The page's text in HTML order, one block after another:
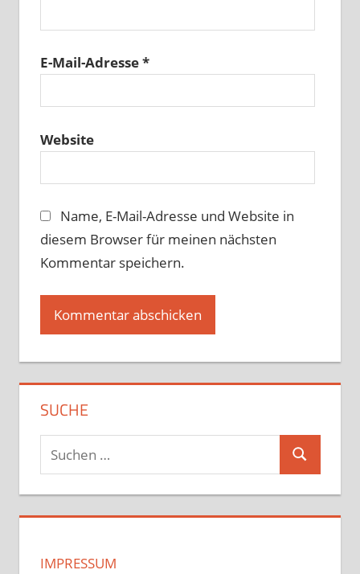
E-Mail-Adresse*
Website
Name, E-Mail-Adresse und Website in
diesem Browser für meinen nächsten
Kommentar speichern.
SUCHE
Suchen
nach:
Suchen
IMPRESSUM